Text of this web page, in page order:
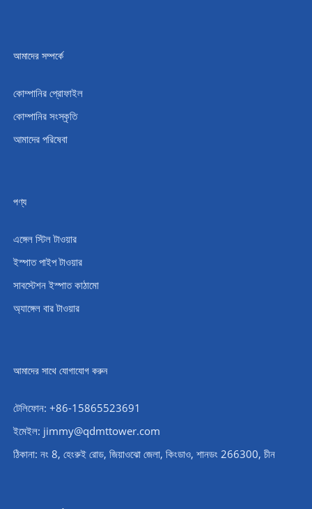
আমাদের সম্পর্কে
কোম্পানির প্রোফাইল
কোম্পানির সংস্কৃতি
আমাদের পরিষেবা
পণ্য
এঙ্গেল স্টিল টাওয়ার
ইস্পাত পাইপ টাওয়ার
সাবস্টেশন ইস্পাত কাঠামো
অ্যাঙ্গেল বার টাওয়ার
আমাদের সাথে যোগাযোগ করুন
টেলিফোন: +86-15865523691
ইমেইল: jimmy@qdmttower.com
ঠিকানা: নং 8, হেংরুই রোড, জিয়াওঝো জেলা, কিংডাও, শানডং 266300, চীন